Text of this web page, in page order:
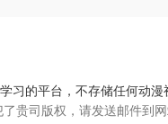
习的平台，不存储任何动
贵司版权，请发送邮件到